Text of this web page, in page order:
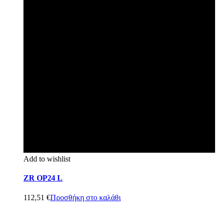
Add to wishlist
ZR OP24 L
112,51 €Προσθήκη στο καλάθι